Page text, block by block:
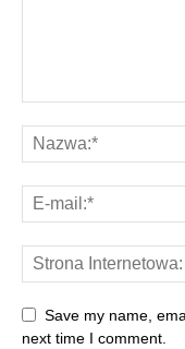
Save my name,
next time I comment.